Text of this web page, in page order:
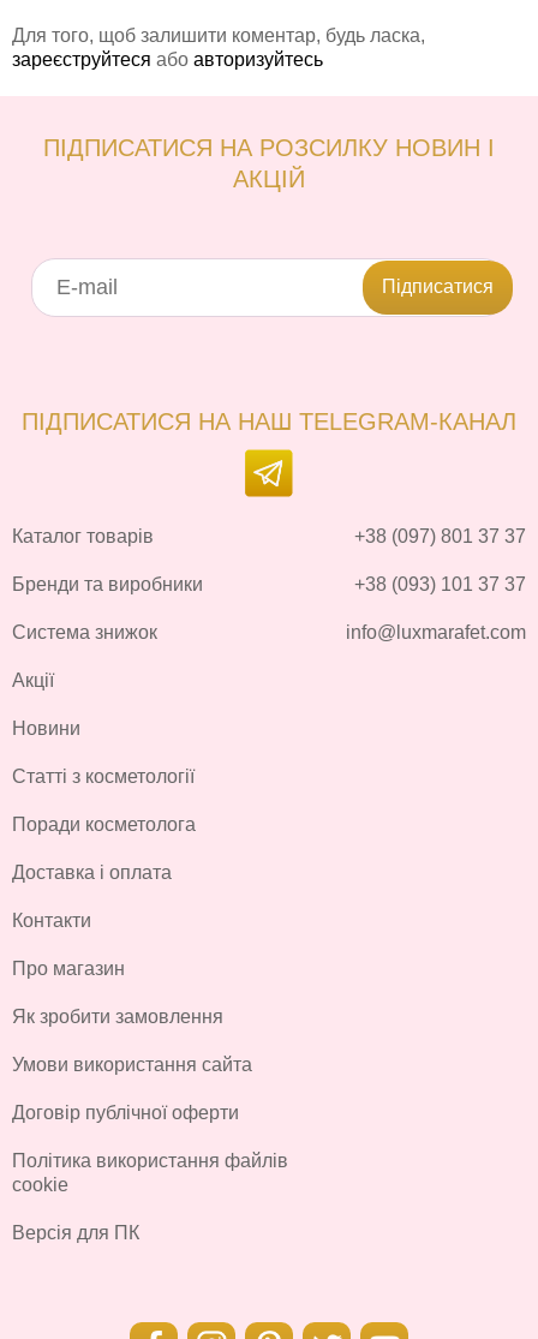
Для того, щоб залишити коментар, будь ласка,
зареєструйтеся або авторизуйтесь
ПІДПИСАТИСЯ НА РОЗСИЛКУ НОВИН І
АКЦІЙ
Підписатися
ПІДПИСАТИСЯ НА НАШ TELEGRAM-КАНАЛ
Каталог товарів
Бренди та виробники
Система знижок
Акції
Новини
Статті з косметології
Поради косметолога
Доставка і оплата
Контакти
Про магазин
Як зробити замовлення
Умови використання сайта
Договір публічної оферти
Політика використання файлів
cookie
Версія для ПК
+38 (097) 801 37 37
+38 (093) 101 37 37
info@luxmarafet.com